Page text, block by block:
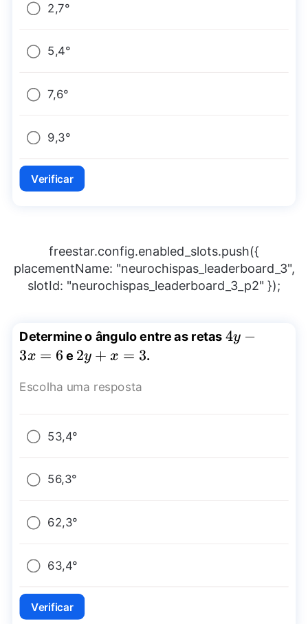
2,7°
5,4°
7,6°
9,3°
Verificar
freestar.config.enabled_slots.push({
placementName: "neurochispas_leaderboard_3",
slotId: "neurochispas_leaderboard_3_p2" });
Determine o ângulo entre as retas 4y-
4y −
3x = 6 e 2y+x=3
2y + x = 3.
Escolha uma resposta
53,4°
56,3°
62,3°
63,4°
Verificar